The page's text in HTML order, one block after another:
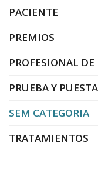
PACIENTE
PREMIOS
PROFESIONAL
PRUEBA Y
SEM CATEGORIA
TRATAMIENTOS